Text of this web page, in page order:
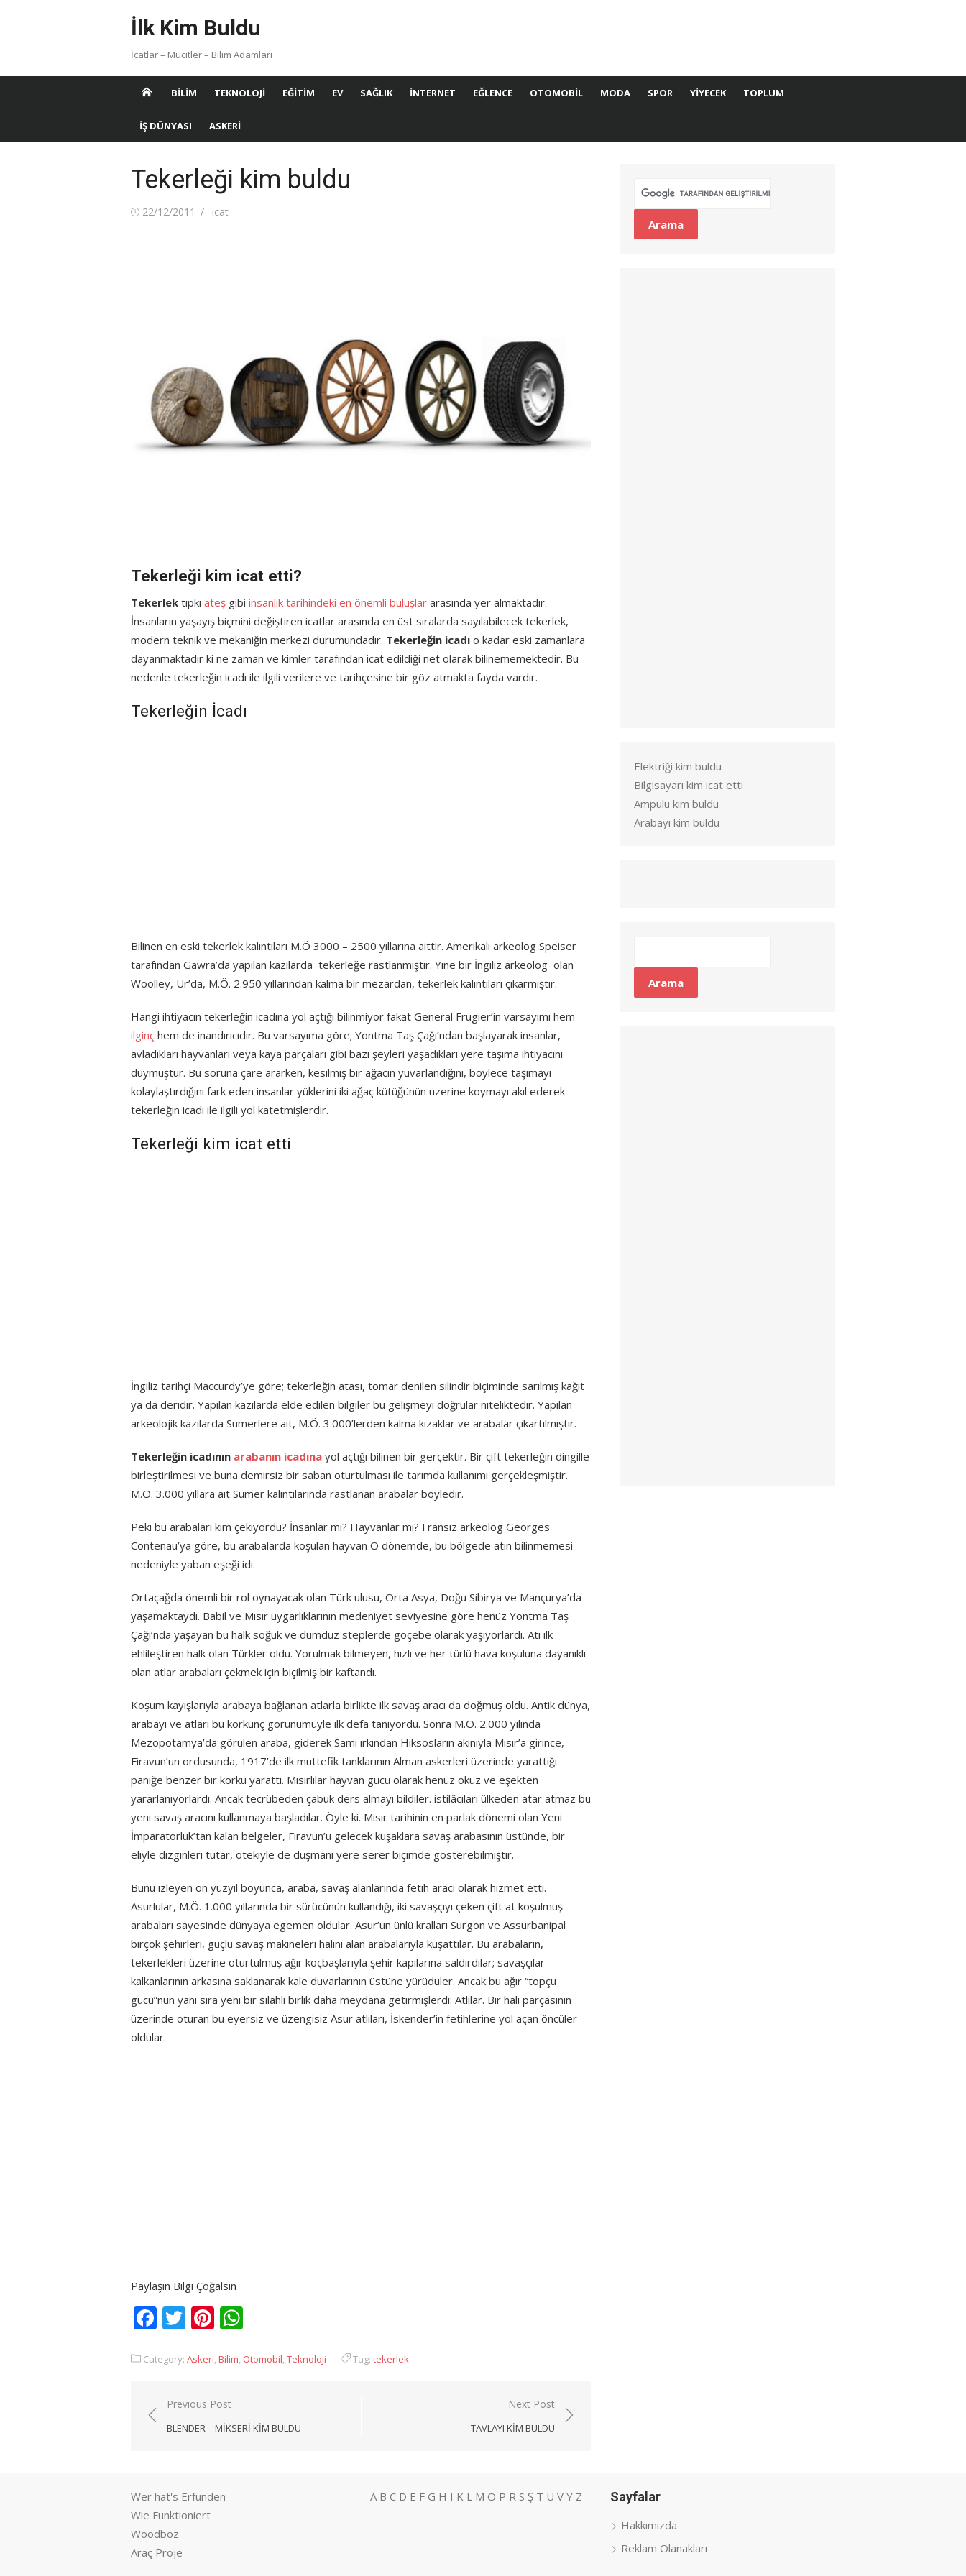
İlk Kim Buldu
İcatlar – Mucitler – Bilim Adamları
BILIM TEKNOLOJI EĞITIM EV SAĞLIK İNTERNET EĞLENCE OTOMOBIL MODA SPOR YIYECEK TOPLUM
İŞ DÜNYASI ASKERI
Tekerleği kim buldu
Posted
22/12/2011 Author
icat
Tekerleği kim icat etti?
Tekerlek tıpkı ateş gibi insanlık tarihindeki en önemli buluşlar arasında yer almaktadır.
İnsanların yaşayış biçmini değiştiren icatlar arasında en üst sıralarda sayılabilecek tekerlek,
modern teknik ve mekaniğin merkezi durumundadır. Tekerleğin icadı o kadar eski zamanlara
dayanmaktadır ki ne zaman ve kimler tarafından icat edildiği net olarak bilinememektedir. Bu
nedenle tekerleğin icadı ile ilgili verilere ve tarihçesine bir göz atmakta fayda vardır.
Tekerleğin İcadı
Bilinen en eski tekerlek kalıntıları M.Ö 3000 – 2500 yıllarına aittir. Amerikalı arkeolog Speiser
tarafından Gawra’da yapılan kazılarda tekerleğe rastlanmıştır. Yine bir İngiliz arkeolog olan
Woolley, Ur’da, M.Ö. 2.950 yıllarından kalma bir mezardan, tekerlek kalıntıları çıkarmıştır.
Hangi ihtiyacın tekerleğin icadına yol açtığı bilinmiyor fakat General Frugier’in varsayımı hem
ilginç hem de inandırıcıdır. Bu varsayıma göre; Yontma Taş Çağı’ndan başlayarak insanlar,
avladıkları hayvanları veya kaya parçaları gibi bazı şeyleri yaşadıkları yere taşıma ihtiyacını
duymuştur. Bu soruna çare ararken, kesilmiş bir ağacın yuvarlandığını, böylece taşımayı
kolaylaştırdığını fark eden insanlar yüklerini iki ağaç kütüğünün üzerine koymayı akıl ederek
tekerleğin icadı ile ilgili yol katetmişlerdir.
Tekerleği kim icat etti
İngiliz tarihçi Maccurdy’ye göre; tekerleğin atası, tomar denilen silindir biçiminde sarılmış kağıt
ya da deridir. Yapılan kazılarda elde edilen bilgiler bu gelişmeyi doğrular niteliktedir. Yapılan
arkeolojik kazılarda Sümerlere ait, M.Ö. 3.000’lerden kalma kızaklar ve arabalar çıkartılmıştır.
Tekerleğin icadının arabanın icadına yol açtığı bilinen bir gerçektir. Bir çift tekerleğin dingille
birleştirilmesi ve buna demirsiz bir saban oturtulması ile tarımda kullanımı gerçekleşmiştir.
M.Ö. 3.000 yıllara ait Sümer kalıntılarında rastlanan arabalar böyledir.
Peki bu arabaları kim çekiyordu? İnsanlar mı? Hayvanlar mı? Fransız arkeolog Georges
Contenau’ya göre, bu arabalarda koşulan hayvan O dönemde, bu bölgede atın bilinmemesi
nedeniyle yaban eşeği idi.
Ortaçağda önemli bir rol oynayacak olan Türk ulusu, Orta Asya, Doğu Sibirya ve Mançurya’da
yaşamaktaydı. Babil ve Mısır uygarlıklarının medeniyet seviyesine göre henüz Yontma Taş
Çağı’nda yaşayan bu halk soğuk ve dümdüz steplerde göçebe olarak yaşıyorlardı. Atı ilk
ehlileştiren halk olan Türkler oldu. Yorulmak bilmeyen, hızlı ve her türlü hava koşuluna dayanıklı
olan atlar arabaları çekmek için biçilmiş bir kaftandı.
Koşum kayışlarıyla arabaya bağlanan atlarla birlikte ilk savaş aracı da doğmuş oldu. Antik dünya,
arabayı ve atları bu korkunç görünümüyle ilk defa tanıyordu. Sonra M.Ö. 2.000 yılında
Mezopotamya’da görülen araba, giderek Sami ırkından Hiksosların akınıyla Mısır’a girince,
Firavun’un ordusunda, 1917’de ilk müttefik tanklarının Alman askerleri üzerinde yarattığı
paniğe benzer bir korku yarattı. Mısırlılar hayvan gücü olarak henüz öküz ve eşekten
yararlanıyorlardı. Ancak tecrübeden çabuk ders almayı bildiler. istilâcıları ülkeden atar atmaz bu
yeni savaş aracını kullanmaya başladılar. Öyle ki. Mısır tarihinin en parlak dönemi olan Yeni
İmparatorluk’tan kalan belgeler, Firavun’u gelecek kuşaklara savaş arabasının üstünde, bir
eliyle dizginleri tutar, ötekiyle de düşmanı yere serer biçimde gösterebilmiştir.
Bunu izleyen on yüzyıl boyunca, araba, savaş alanlarında fetih aracı olarak hizmet etti.
Asurlular, M.Ö. 1.000 yıllarında bir sürücünün kullandığı, iki savaşçıyı çeken çift at koşulmuş
arabaları sayesinde dünyaya egemen oldular. Asur’un ünlü kralları Surgon ve Assurbanipal
birçok şehirleri, güçlü savaş makineleri halini alan arabalarıyla kuşattılar. Bu arabaların,
tekerlekleri üzerine oturtulmuş ağır koçbaşlarıyla şehir kapılarına saldırdılar; savaşçılar
kalkanlarının arkasına saklanarak kale duvarlarının üstüne yürüdüler. Ancak bu ağır “topçu
gücü”nün yanı sıra yeni bir silahlı birlik daha meydana getirmişlerdi: Atlılar. Bir halı parçasının
üzerinde oturan bu eyersiz ve üzengisiz Asur atlıları, İskender’in fetihlerine yol açan öncüler
oldular.
Paylaşın Bilgi Çoğalsın
Facebook
TwitterPinterest
Category: Askeri,Bilim, Otomobil,Teknoloji Tag: tekerlek
Yazı
gezinmesi
Previous Post
BLENDER – MIKSERI KIM BULDU
Next Post
TAVLAYI KIM BULDU
Elektriği kim buldu
Bilgisayarı kim icat etti
Ampulü kim buldu
Arabayı kim buldu
Wer hat's Erfunden
Wie Funktioniert
Woodboz
Araç Proje
A B C D E F G H I K L M O P R S Ş T U V Y Z Sayfalar
Hakkımızda
Reklam Olanakları